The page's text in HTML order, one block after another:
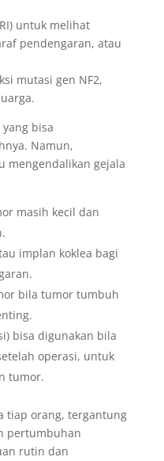
untuk melihat
pendengaran, atau
mutasi gen NF2,
bisa
Namun,
mengendalikan gejala
masih kecil dan
implan koklea bagi
bila tumor tumbuh
bisa digunakan bila
operasi, untuk
tumor.
tiap orang, tergantung
pertumbuhan
rutin dan